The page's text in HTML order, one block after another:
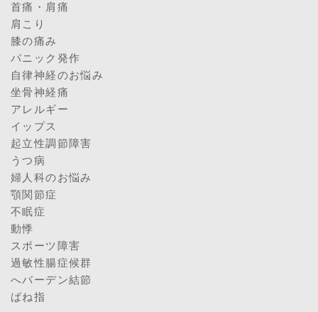
首痛・肩痛
肩こり
膝の痛み
パニック発作
自律神経のお悩み
坐骨神経痛
アレルギー
イップス
起立性調節障害
うつ病
婦人科のお悩み
顎関節症
不眠症
動悸
スポーツ障害
過敏性腸症候群
へバーデン結節
ばね指